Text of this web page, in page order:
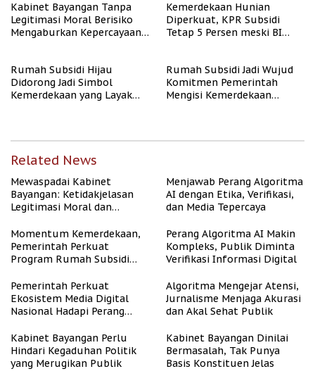
Kabinet Bayangan Tanpa
Legitimasi Moral Berisiko
Mengaburkan Kepercayaan
Kemerdekaan Hunian
Diperkuat, KPR Subsidi
Tetap 5 Persen meski BI
Rumah Subsidi Hijau
Didorong Jadi Simbol
Kemerdekaan yang Layak
Rumah Subsidi Jadi Wujud
Komitmen Pemerintah
Mengisi Kemerdekaan
Related News
Mewaspadai Kabinet
Bayangan: Ketidakjelasan
Legitimasi Moral dan
Menjawab Perang Algoritma
AI dengan Etika, Verifikasi,
dan Media Tepercaya
Momentum Kemerdekaan,
Pemerintah Perkuat
Program Rumah Subsidi
Berpenghasilan Rendah
Perang Algoritma AI Makin
Kompleks, Publik Diminta
Verifikasi Informasi Digital
Pemerintah Perkuat
Ekosistem Media Digital
Nasional Hadapi Perang
Algoritma Mengejar Atensi,
Jurnalisme Menjaga Akurasi
dan Akal Sehat Publik
Kabinet Bayangan Perlu
Hindari Kegaduhan Politik
yang Merugikan Publik
Kabinet Bayangan Dinilai
Bermasalah, Tak Punya
Basis Konstituen Jelas